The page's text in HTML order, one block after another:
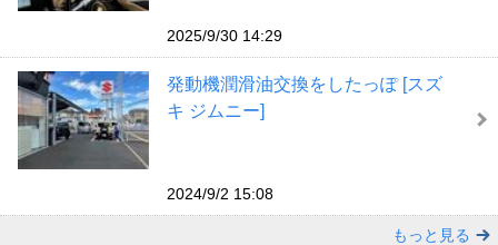
2025/9/30 14:29
発動機潤滑油交換をしたっぽ [スズ
キ ジムニー]
2024/9/2 15:08
もっと見る